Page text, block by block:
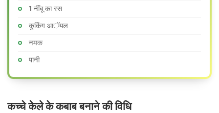
1 नींबू का रस
कुकिंग आॅयल
नमक
पानी
कच्चे केले के कबाब बनाने की वि​धि